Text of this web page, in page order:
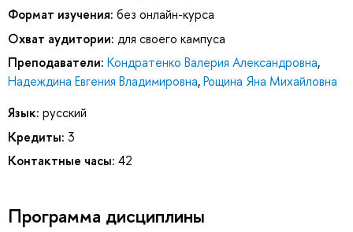
Формат изучения: без онлайн-курса
Охват аудитории: для своего кампуса
Преподаватели: Кондратенко Валерия Александровна,
Надеждина Евгения Владимировна,Рощина Яна Михайловна
Язык: русский
Кредиты: 3
Контактные часы: 42
Программа дисциплины